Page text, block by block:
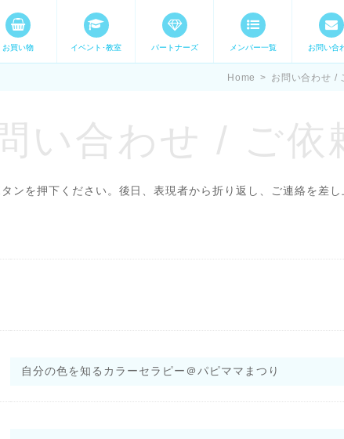
現ステージ ママステ スキル
お買い物 イベント･教室 パートナーズ メンバー一覧 お問い合
Home > お問い合わせ /
い合わせ / ご依
ンを押下ください。後日、表現者から折り返し、ご連絡を差し